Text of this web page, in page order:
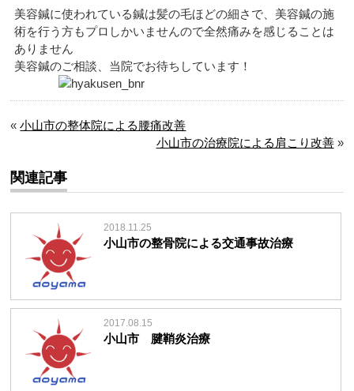
美容鍼に使われている鍼は髪の毛ほどの細さで、美容鍼の施
術を行う方もプロしかいませんので全然痛みを感じることは
ありません
美容鍼のご相談、当院でお待ちしています！
«小山市の整体院による腰痛改善
小山市の治療院による肩こり改善»
関連記事
2018.11.25
小山市の整骨院による交通事故治療
2017.08.15
小山市 腱鞘炎治療